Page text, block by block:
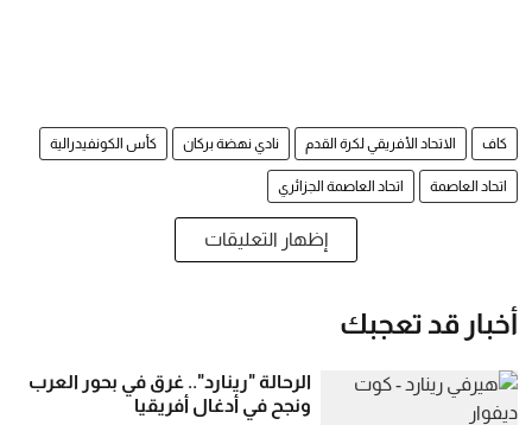
كاف الاتحاد الأفريقي لكرة القدم نادي نهضة بركان كأس الكونفيدرالية
اتحاد العاصمة اتحاد العاصمة الجزائري
إظهار التعليقات
أخبار قد تعجبك
الرحالة "رينارد".. غرق في بحور العرب
ونجح في أدغال أفريقيا